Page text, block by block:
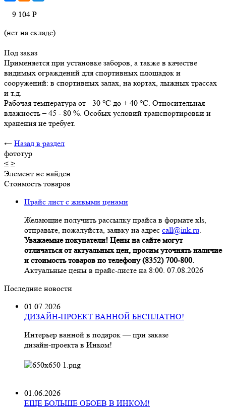
9 104 Р
(нет на складе)
Под заказ
Применяется при установке заборов, а также в качестве
видимых ограждений для спортивных площадок и
сооружений: в спортивных залах, на кортах, лыжных трассах
и т.д.
Рабочая температура от - 30 °С до + 40 °С. Относительная
влажность – 45 - 80 %. Особых условий транспортировки и
хранения не требует.
← Назад в раздел
фототур
< >
Элемент не найден
Стоимость товаров
Прайс лист с живыми ценами
Желающие получить рассылку прайса в формате xls,
отправьте, пожалуйста, заявку на адрес call@ink.ru.
Уважаемые покупатели! Цены на сайте могут
отличаться от актуальных цен, просим уточнять наличие
и стоимость товаров по телефону (8352) 700-800.
Актуальные цены в прайс-листе на 8:00. 07.08.2026
Последние новости
01.07.2026
ДИЗАЙН-ПРОЕКТ ВАННОЙ БЕСПЛАТНО!
Интерьер ванной в подарок — при заказе
дизайн‑проекта в Инком!
01.06.2026
ЕЩЕ БОЛЬШЕ ОБОЕВ В ИНКОМ!